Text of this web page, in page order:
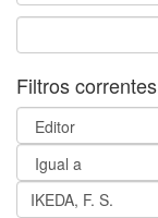
Filtros